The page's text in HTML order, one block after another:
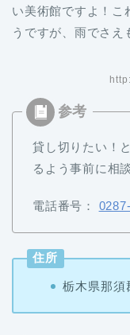
い美術館ですよ！こ
うですが、雨でさえ
貸し切りたい！
るよう事前に相
電話番号：
住所
栃木県那須